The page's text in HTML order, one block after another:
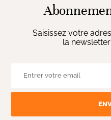
Saisissez votre
la